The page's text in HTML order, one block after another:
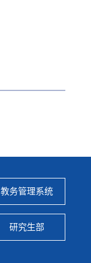
教务管理系统
研究生部